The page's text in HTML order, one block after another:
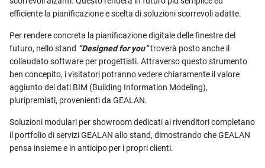
efficiente la pianificazione e scelta di soluzioni scorrevoli adatte.
Per rendere concreta la pianificazione digitale delle finestre del
futuro, nello stand “Designed for you”troverà posto anche il
collaudato software per progettisti. Attraverso questo strumento
ben concepito, i visitatori potranno vedere chiaramente il valore
aggiunto dei dati BIM (Building Information Modeling),
pluripremiati, provenienti da GEALAN.
Soluzioni modulari per showroom dedicati ai rivenditori completano
il portfolio di servizi GEALAN allo stand, dimostrando che GEALAN
pensa insieme e in anticipo per i propri clienti.